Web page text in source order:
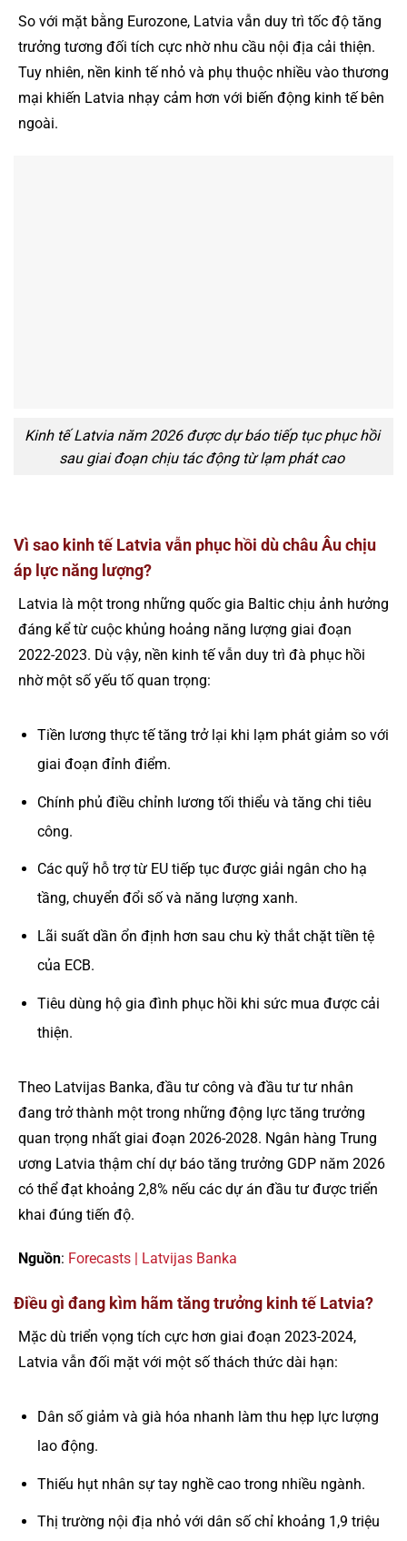
So với mặt bằng Eurozone, Latvia vẫn duy trì tốc độ tăng
trưởng tương đối tích cực nhờ nhu cầu nội địa cải thiện.
Tuy nhiên, nền kinh tế nhỏ và phụ thuộc nhiều vào thương
mại khiến Latvia nhạy cảm hơn với biến động kinh tế bên
ngoài.
Kinh tế Latvia năm 2026 được dự báo tiếp tục phục hồi
sau giai đoạn chịu tác động từ lạm phát cao
Vì sao kinh tế Latvia vẫn phục hồi dù châu Âu chịu
áp lực năng lượng?
Latvia là một trong những quốc gia Baltic chịu ảnh hưởng
đáng kể từ cuộc khủng hoảng năng lượng giai đoạn
2022-2023. Dù vậy, nền kinh tế vẫn duy trì đà phục hồi
nhờ một số yếu tố quan trọng:
Tiền lương thực tế tăng trở lại khi lạm phát giảm so với
giai đoạn đỉnh điểm.
Chính phủ điều chỉnh lương tối thiểu và tăng chi tiêu
công.
Các quỹ hỗ trợ từ EU tiếp tục được giải ngân cho hạ
tầng, chuyển đổi số và năng lượng xanh.
Lãi suất dần ổn định hơn sau chu kỳ thắt chặt tiền tệ
của ECB.
Tiêu dùng hộ gia đình phục hồi khi sức mua được cải
thiện.
Theo Latvijas Banka, đầu tư công và đầu tư tư nhân
đang trở thành một trong những động lực tăng trưởng
quan trọng nhất giai đoạn 2026-2028. Ngân hàng Trung
ương Latvia thậm chí dự báo tăng trưởng GDP năm 2026
có thể đạt khoảng 2,8% nếu các dự án đầu tư được triển
khai đúng tiến độ.
Nguồn: Forecasts | Latvijas Banka
Điều gì đang kìm hãm tăng trưởng kinh tế Latvia?
Mặc dù triển vọng tích cực hơn giai đoạn 2023-2024,
Latvia vẫn đối mặt với một số thách thức dài hạn:
Dân số giảm và già hóa nhanh làm thu hẹp lực lượng
lao động.
Thiếu hụt nhân sự tay nghề cao trong nhiều ngành.
Thị trường nội địa nhỏ với dân số chỉ khoảng 1,9 triệu